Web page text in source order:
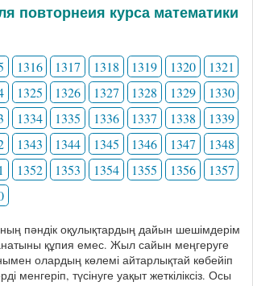
повторнеия курса математики
1316 1317 1318 1319 1320
1321
1325 1326 1327 1328 1329
1330
1334 1335 1336 1337 1338
1339
1343 1344 1345 1346 1347
1348
1352 1353 1354 1355 1356
1357
пәндік оқулықтардың дайын шешімдерім
құпия емес. Жыл сайын меңгеруге
олардың көлемі айтарлықтай көбейіп
менгеріп, түсінуге уақыт жеткіліксіз. Осы